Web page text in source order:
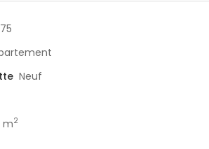
Neuf
m2